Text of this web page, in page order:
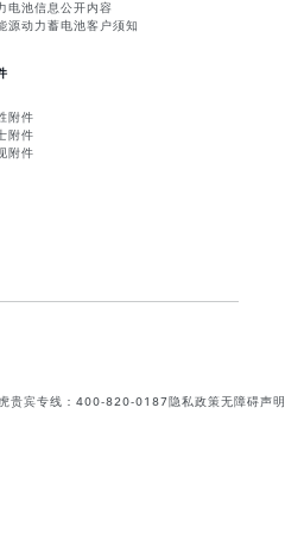
电池信息公开内容
源动力蓄电池客户须知
附件
附件
附件
贵宾专线：400-820-0187隐私政策无障碍声明